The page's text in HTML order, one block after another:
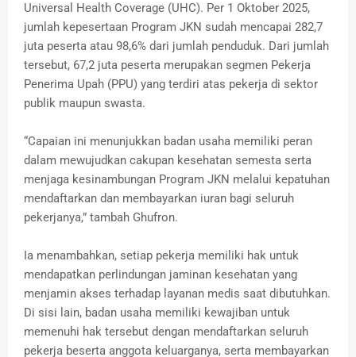
Universal Health Coverage (UHC). Per 1 Oktober 2025,
jumlah kepesertaan Program JKN sudah mencapai 282,7
juta peserta atau 98,6% dari jumlah penduduk. Dari jumlah
tersebut, 67,2 juta peserta merupakan segmen Pekerja
Penerima Upah (PPU) yang terdiri atas pekerja di sektor
publik maupun swasta.
“Capaian ini menunjukkan badan usaha memiliki peran
dalam mewujudkan cakupan kesehatan semesta serta
menjaga kesinambungan Program JKN melalui kepatuhan
mendaftarkan dan membayarkan iuran bagi seluruh
pekerjanya,” tambah Ghufron.
Ia menambahkan, setiap pekerja memiliki hak untuk
mendapatkan perlindungan jaminan kesehatan yang
menjamin akses terhadap layanan medis saat dibutuhkan.
Di sisi lain, badan usaha memiliki kewajiban untuk
memenuhi hak tersebut dengan mendaftarkan seluruh
pekerja beserta anggota keluarganya, serta membayarkan